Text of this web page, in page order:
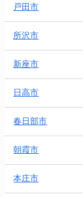
戸田市
所沢市
新座市
日高市
春日部市
朝霞市
本庄市